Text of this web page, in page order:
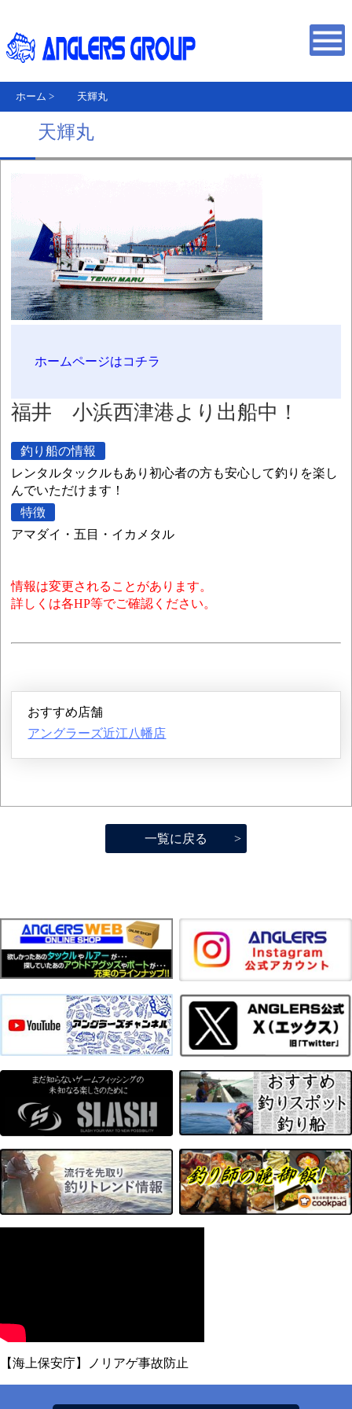
ホーム > 天輝丸
天輝丸
ホームページはコチラ
福井 小浜西津港より出船中！
釣り船の情報
レンタルタックルもあり初心者の方も安心して釣りを楽し
んでいただけます！
特徴
アマダイ・五目・イカメタル
情報は変更されることがあります。
詳しくは各HP等でご確認ください。
おすすめ店舗
アングラーズ近江八幡店
一覧に戻る
【海上保安庁】ノリアゲ事故防止